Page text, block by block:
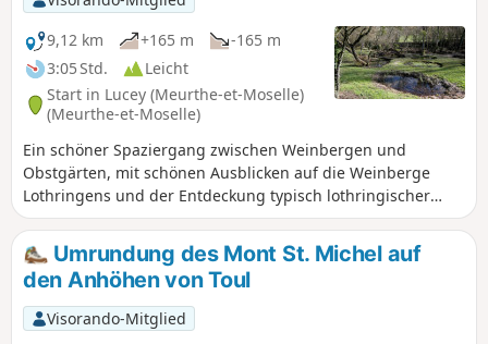
9,12 km
+165 m
-165 m
3:05 Std.
Leicht
Start in Lucey (Meurthe-et-Moselle)
(Meurthe-et-Moselle)
Ein schöner Spaziergang zwischen Weinbergen und
Obstgärten, mit schönen Ausblicken auf die Weinberge
Lothringens und der Entdeckung typisch lothringischer
Dörfer und ihrer Besonderheiten. Keine besonderen
Schwierigkeiten, Wegführung auf guten Wegen In dieser
Region gibt es zahlreiche Wanderwege und Markierungen,
diese Route folgt keiner bestimmten Markierung. Es ist
daher ratsam, sich genau an die Beschreibung und die
Karte oder die GPS-Route zu halten.
Umrundung des Mont St. Michel auf
den Anhöhen von Toul
Visorando-Mitglied